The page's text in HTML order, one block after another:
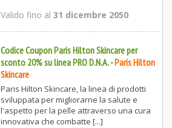
Valido fino al 31 dicembre 2050
Codice Coupon Paris Hilton Skincare per
sconto 20% su linea PRO D.N.A.-Paris Hilton
Skincare
Paris Hilton Skincare, la linea di prodotti
sviluppata per migliorarne la salute e
l'aspetto per la pelle attraverso una cura
innovativa che combatte [...]